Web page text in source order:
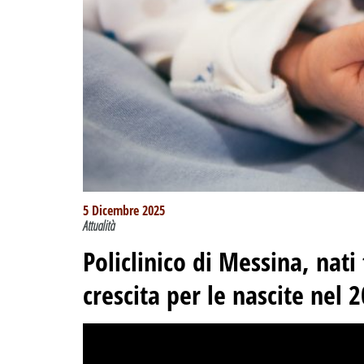
5 Dicembre 2025
Attualità
Policlinico di Messina,
crescita per le nascite nel